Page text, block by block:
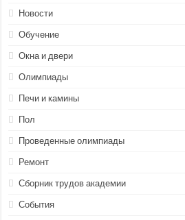
Новости
Обучение
Окна и двери
Олимпиады
Печи и камины
Пол
Проведенные олимпиады
Ремонт
Сборник трудов академии
События